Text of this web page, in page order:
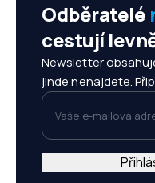
Odběratelé
cestují
Newsletter
jinde nenajdete.
Vaše e-mailová